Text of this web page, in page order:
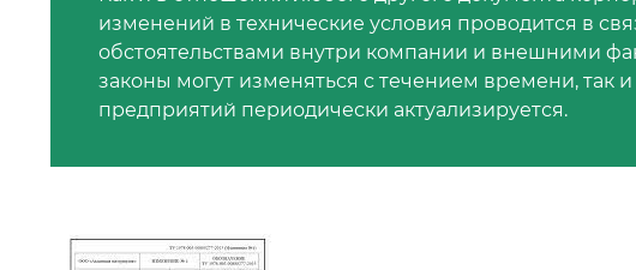
изменений в технические условия проводится в
обстоятельствами внутри компании и внешними
законы могут изменяться с течением времени, так
предприятий периодически актуализируется.